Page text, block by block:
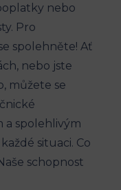
nebo
Pro
spolehněte!‌ Ať
nebo jste
můžete se‍
a spolehlivým
situaci. Co
‌schopnost